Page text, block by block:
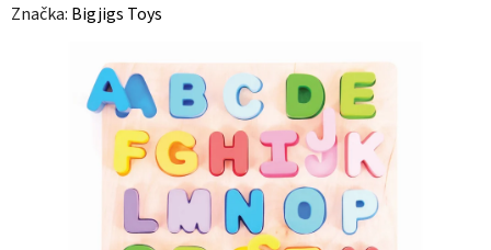
hodnocení
Značka: Bigjigs Toys